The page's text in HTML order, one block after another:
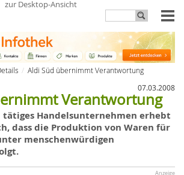
zur Desktop-Ansicht
Aldi Süd übernimmt Verantwortung
07.03.2008
Verantwortung
Handelsunternehmen erhebt
dassdie Produktion von Waren für
menschenwürdigen
Anzeige